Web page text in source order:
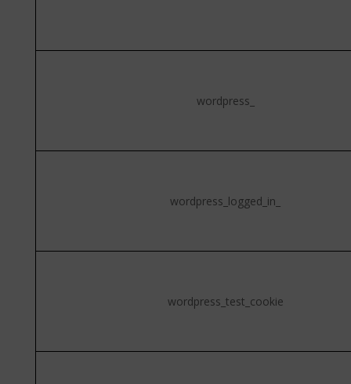
wordpress_
wordpress_logged_in_
wordpress_test_cookie